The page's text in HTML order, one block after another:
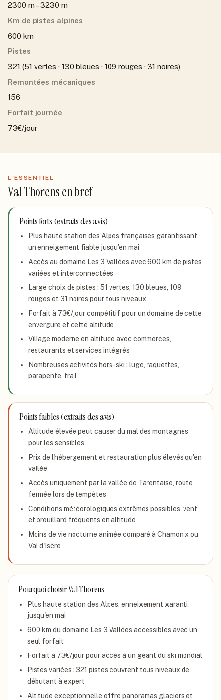
2300 m – 3230 m
Km de pistes alpines
600 km
Pistes
321 (51 vertes · 130 bleues · 109 rouges · 31 noires)
Remontées mécaniques
156
Forfait journée
73€/jour
L'ESSENTIEL
Val Thorensen bref
Points forts (extraits des avis)
Plus haute station des Alpes françaises garantissant
un enneigement fiable jusqu'en mai
Accès au domaine Les 3 Vallées avec 600 km de pistes
variées et interconnectées
Large choix de pistes : 51 vertes, 130 bleues, 109
rouges et 31 noires pour tous niveaux
Forfait à 73€/jour compétitif pour un domaine de cette
envergure et cette altitude
Village moderne en altitude avec commerces,
restaurants et services intégrés
Nombreuses activités hors-ski : luge, raquettes,
parapente, trail
Points faibles (extraits des avis)
Altitude élevée peut causer du mal des montagnes
pour les sensibles
Prix de l'hébergement et restauration plus élevés qu'en
vallée
Accès uniquement par la vallée de Tarentaise, route
fermée lors de tempêtes
Conditions météorologiques extrêmes possibles, vent
et brouillard fréquents en altitude
Moins de vie nocturne animée comparé à Chamonix ou
Val d'Isère
Pourquoi choisirVal Thorens
Plus haute station des Alpes, enneigement garanti
jusqu'en mai
600 km du domaine Les 3 Vallées accessibles avec un
seul forfait
Forfait à 73€/jour pour accès à un géant du ski mondial
Pistes variées : 321 pistes couvrent tous niveaux de
débutant à expert
Altitude exceptionnelle offre panoramas glaciers et